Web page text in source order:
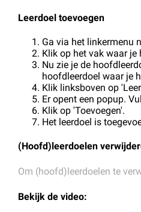
Leerdoel toevoegen
Ga via het linkermenu
Klik op het vak waar je
Nu zie je de
hoofdleerdoel waar je
Klik linksboven op
Er opent een popup.
Klik op 'Toevoegen'.
Het leerdoel is
(Hoofd)leerdoelen
Om (hoofd)leerdoelen te
Bekijk de video: